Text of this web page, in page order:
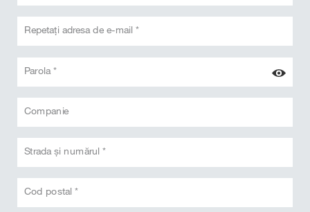
Repetați adresa de e-mail *
Parola *
Companie
Strada și numărul *
Cod postal *